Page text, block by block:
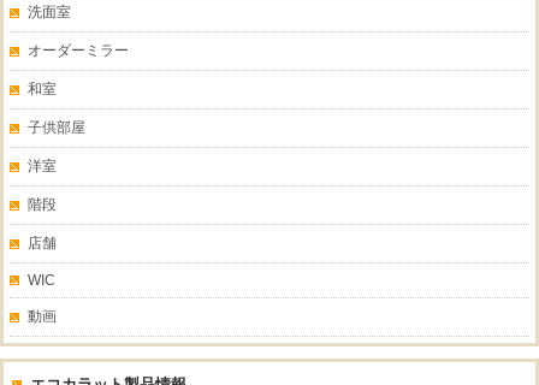
洗面室
オーダーミラー
和室
子供部屋
洋室
階段
店舗
WIC
動画